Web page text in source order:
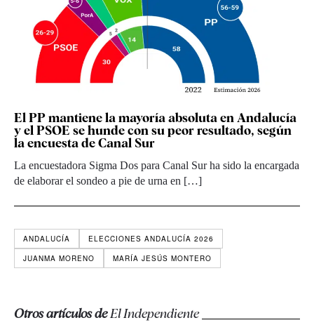
El PP mantiene la mayoría absoluta en Andalucía
y el PSOE se hunde con su peor resultado, según
la encuesta de Canal Sur
La encuestadora Sigma Dos para Canal Sur ha sido la encargada
de elaborar el sondeo a pie de urna en […]
ANDALUCÍA
ELECCIONES ANDALUCÍA 2026
JUANMA MORENO
MARÍA JESÚS MONTERO
Otros artículos deEl Independiente